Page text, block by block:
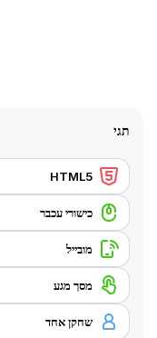
תגי
HTML5
כישורי עכבר
מובייל
מסך מגע
שחקן אחד